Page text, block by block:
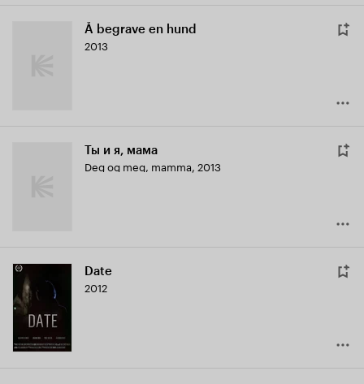
Å begrave en hund
2013
Ты и я, мама
Deg og meg, mamma, 2013
Date
2012